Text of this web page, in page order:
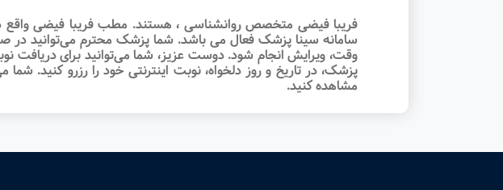
فریبا فیضی متخصص روانشناسی ، هستند. مطب فریبا فیضی واقع در
سامانه سینا پزشک فعال می باشد. شما پزشک محترم می‌توانید در
وقت‌، ویرایش انجام شود. دوست عزیز، شما می‌توانید برای
پزشک، در تاریخ و روز دلخواه، نوبت اینترنتی خود را رزرو کنید.
مشاهده کنید.